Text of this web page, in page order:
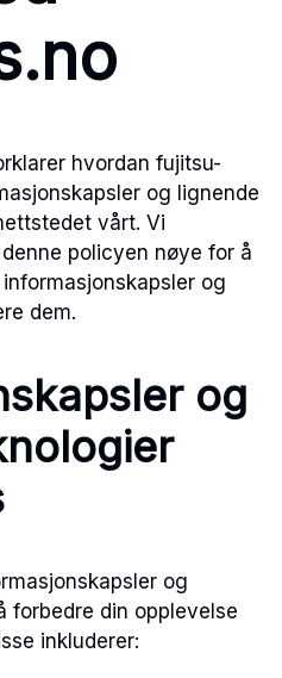
hvordan fujitsu-
og lignende
vårt. Vi
policyen nøye for å
og
dem.
og
og
forbedre din opplevelse
inkluderer: